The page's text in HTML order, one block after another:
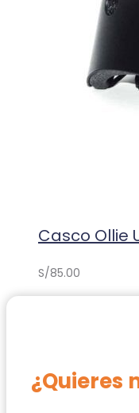
Casco Ollie
S/85.00
¿Quieres